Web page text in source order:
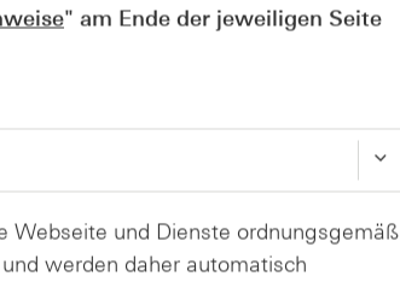
Kosten &
- Webinar
" am Ende der jeweiligen Seite
Webseite und Dienste ordnungsgemäß
werden daher automatisch